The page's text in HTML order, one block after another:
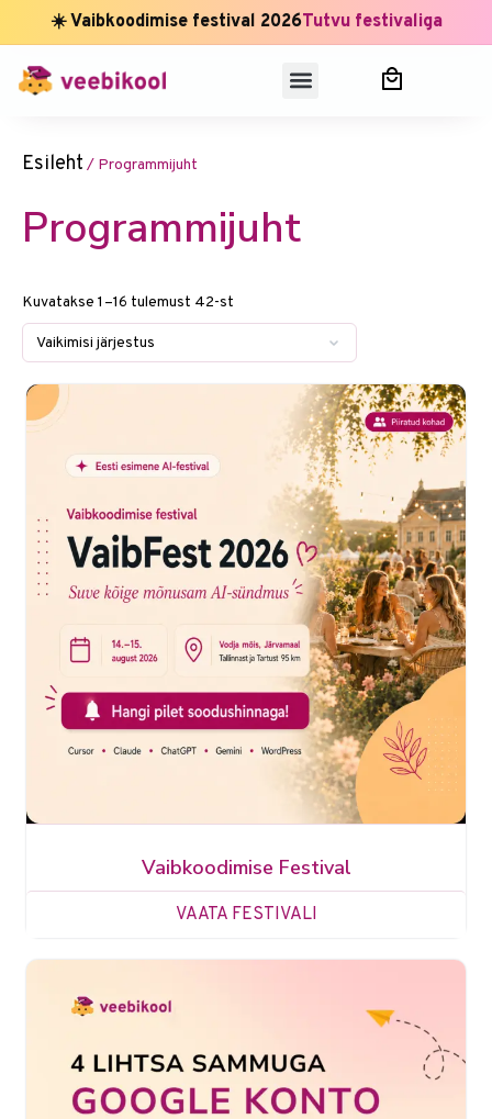
☀️ Vaibkoodimise festival 2026Tutvu festivaliga
Esileht / Programmijuht
Programmijuht
Kuvatakse 1–16 tulemust 42-st
Vaibkoodimise Festival
VAATA FESTIVALI